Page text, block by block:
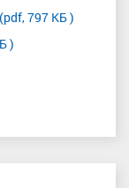
797 КБ )
)